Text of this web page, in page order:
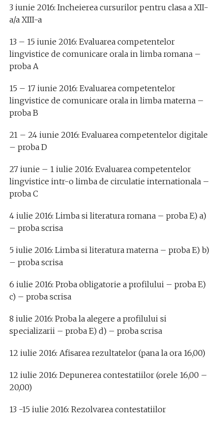
3 iunie 2016: Incheierea cursurilor pentru clasa a XII-
a/a XIII-a
13 – 15 iunie 2016: Evaluarea competentelor
lingvistice de comunicare orala in limba romana –
proba A
15 – 17 iunie 2016: Evaluarea competentelor
lingvistice de comunicare orala in limba materna –
proba B
21 – 24 iunie 2016: Evaluarea competentelor digitale
– proba D
27 iunie – 1 iulie 2016: Evaluarea competentelor
lingvistice intr-o limba de circulatie internationala –
proba C
4 iulie 2016: Limba si literatura romana – proba E) a)
– proba scrisa
5 iulie 2016: Limba si literatura materna – proba E) b)
– proba scrisa
6 iulie 2016: Proba obligatorie a profilului – proba E)
c) – proba scrisa
8 iulie 2016: Proba la alegere a profilului si
specializarii – proba E) d) – proba scrisa
12 iulie 2016: Afisarea rezultatelor (pana la ora 16,00)
12 iulie 2016: Depunerea contestatiilor (orele 16,00 –
20,00)
13 -15 iulie 2016: Rezolvarea contestatiilor